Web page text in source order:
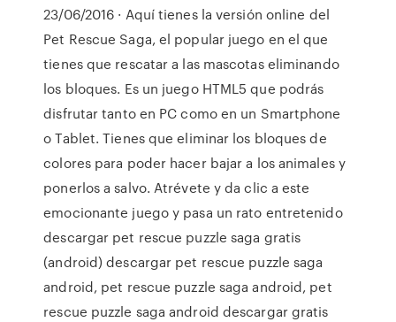
23/06/2016 · Aquí tienes la versión online del
Pet Rescue Saga, el popular juego en el que
tienes que rescatar a las mascotas eliminando
los bloques. Es un juego HTML5 que podrás
disfrutar tanto en PC como en un Smartphone
o Tablet. Tienes que eliminar los bloques de
colores para poder hacer bajar a los animales y
ponerlos a salvo. Atrévete y da clic a este
emocionante juego y pasa un rato entretenido
descargar pet rescue puzzle saga gratis
(android) descargar pet rescue puzzle saga
android, pet rescue puzzle saga android, pet
rescue puzzle saga android descargar gratis